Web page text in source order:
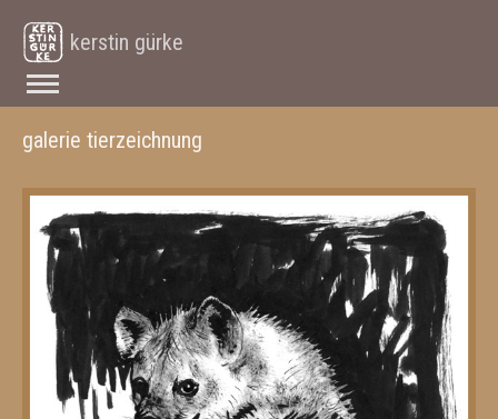
kerstin gürke
galerie tierzeichnung